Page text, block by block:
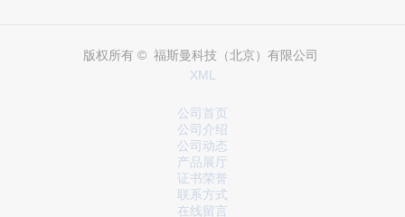
版权所有 © 福斯曼科技（北京）有限公司
XML
公司首页
公司介绍
公司动态
产品展厅
证书荣誉
联系方式
在线留言